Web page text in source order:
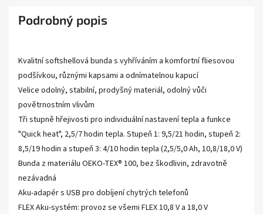
Podrobný popis
Kvalitní softshellová bunda s vyhříváním a komfortní fliesovou
podšívkou, různými kapsami a odnímatelnou kapucí
Velice odolný, stabilní, prodyšný materiál, odolný vůči
povětrnostním vlivům
Tři stupně hřejivosti pro individuální nastavení tepla a funkce
"Quick heat", 2,5/7 hodin tepla. Stupeň 1: 9,5/21 hodin, stupeň 2:
8,5/19 hodin a stupeň 3: 4/10 hodin tepla (2,5/5,0 Ah, 10,8/18,0 V)
Bunda z materiálu OEKO-TEX® 100, bez škodlivin, zdravotně
nezávadná
Aku-adapér s USB pro dobíjení chytrých telefonů
FLEX Aku-systém: provoz se všemi FLEX 10,8 V a 18,0 V